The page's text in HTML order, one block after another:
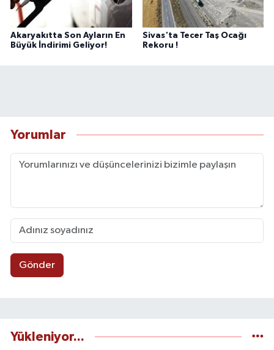
Akaryakıtta Son Ayların En
Büyük İndirimi Geliyor!
Sivas'ta Tecer Taş Ocağı
Rekoru !
Yorumlar
Gönder
Yükleniyor...